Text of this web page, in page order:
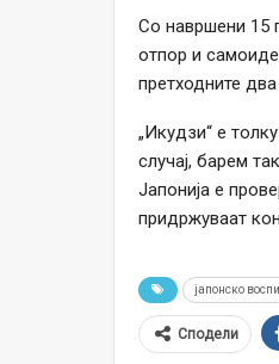
Со навршени 15
отпор и
претходните
„Икудзи“ е
случај, барем
Јапонија е
придржуваат
јапонско
Сподели